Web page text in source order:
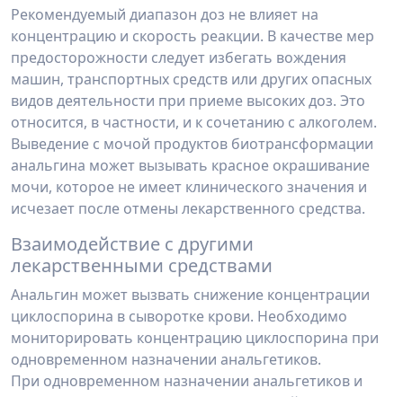
Рекомендуемый диапазон доз не влияет на
концентрацию и скорость реакции. В качестве мер
предосторожности следует избегать вождения
машин, транспортных средств или других опасных
видов деятельности при приеме высоких доз. Это
относится, в частности, и к сочетанию с алкоголем.
Выведение с мочой продуктов биотрансформации
анальгина может вызывать красное окрашивание
мочи, которое не имеет клинического значения и
исчезает после отмены лекарственного средства.
Взаимодействие с другими
лекарственными средствами
Анальгин может вызвать снижение концентрации
циклоспорина в сыворотке крови. Необходимо
мониторировать концентрацию циклоспорина при
одновременном назначении анальгетиков.
При одновременном назначении анальгетиков и